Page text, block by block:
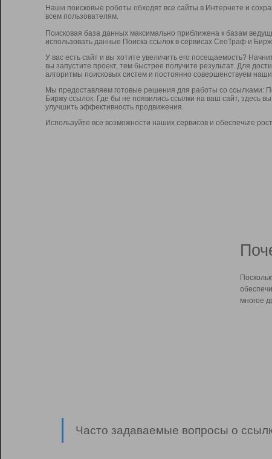
Наши поисковые роботы обходят все сайты в Интернете и
всем пользователям.
Поисковая база данных максимально приближена к базам
использовать данные Поиска ссылок в сервисах СеоТраф и
У вас есть сайт и вы хотите увеличить его посещаемость?
вы запустите проект, тем быстрее получите результат. Для
алгоритмы поисковых систем и постоянно совершенствуем наши
Мы предоставляем готовые решения для работы со ссылками:
Биржу ссылок. Где бы не появились ссылки на ваш сайт, здесь
улучшить эффективность продвижения.
Используйте все возможности наших сервисов и обеспечьте
многое
Часто задаваемые вопросы о